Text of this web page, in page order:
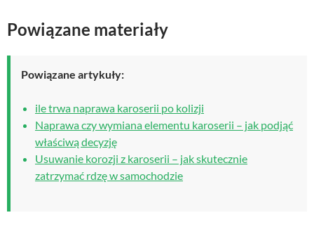
Powiązane materiały
Powiązane artykuły:
ile trwa naprawa karoserii po kolizji
Naprawa czy wymiana elementu karoserii – jak podjąć
właściwą decyzję
Usuwanie korozji z karoserii – jak skutecznie
zatrzymać rdzę w samochodzie